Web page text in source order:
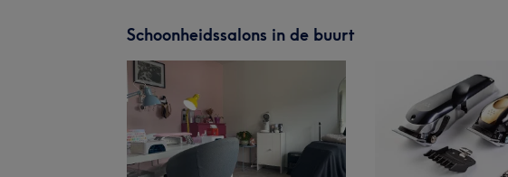
Schoonheidssalons in de buurt